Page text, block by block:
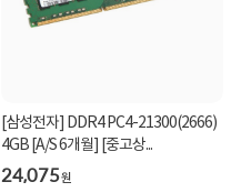
[삼성전자] DDR4 PC4-21300(2666)
4GB [A/S 6개월] [중고상...
24,075원